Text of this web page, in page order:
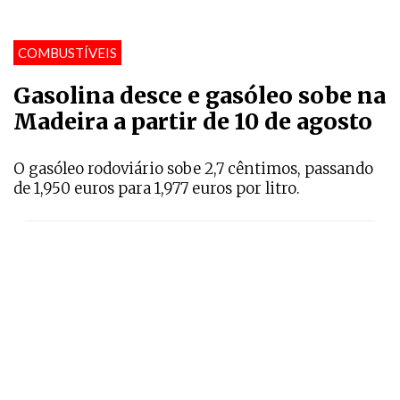
COMBUSTÍVEIS
Gasolina desce e gasóleo sobe na
Madeira a partir de 10 de agosto
O gasóleo rodoviário sobe 2,7 cêntimos, passando
de 1,950 euros para 1,977 euros por litro.